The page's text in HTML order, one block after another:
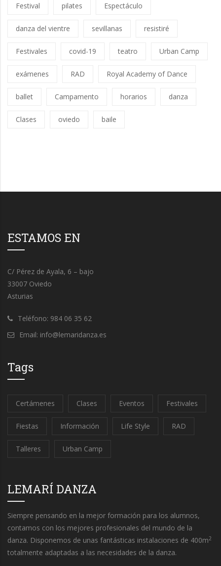
Festival pilates Espectáculo
danza del vientre sevillanas resistiré
Festivales covid-19 teatro Urban Camp
exámenes RAD Royal Academy of Dance
ballet Campamento horarios danza
Clases oviedo baile
ESTAMOS EN
C/ Pérez de Ayala, 6 – bajo
33007 Oviedo
Asturias
Teléfono: 984 06 35 62
Email: info@lemaridanza.es
Tags
Certámenes Clases Eventos Festivales
Fiestas Información Life Style RAD
Talleres Urban Camp
LEMARÍ DANZA
Siempre pensando en la mejor formación para los alumnos,
contamos con los mejores profesionales del mundo de la
danza. Disponemos de unas fantásticas instalaciones de 400m2
totalmente adaptadas a las necesidades de la danza.